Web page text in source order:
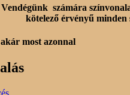
számára
kötelező érvényű minden
most azonnal